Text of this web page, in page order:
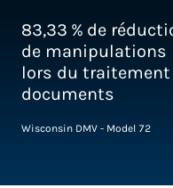
83,33 % de
de manipulations
lors du traitement
documents
Wisconsin DMV - Model 72